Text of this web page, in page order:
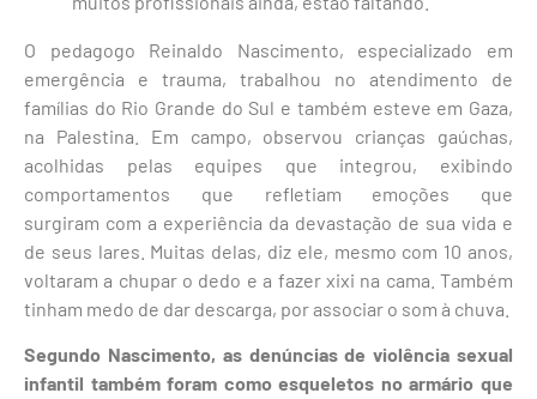
O pedagogo Reinaldo Nascimento, especializado em
emergência e trauma, trabalhou no atendimento de
famílias do Rio Grande do Sul e também esteve em Gaza,
na Palestina. Em campo, observou crianças gaúchas,
acolhidas pelas equipes que integrou, exibindo
comportamentos que refletiam emoções que
surgiram com a experiência da devastação de sua vida e
de seus lares. Muitas delas, diz ele, mesmo com 10 anos,
voltaram a chupar o dedo e a fazer xixi na cama. Também
tinham medo de dar descarga, por associar o som à chuva.
Segundo Nascimento, as denúncias de violência sexual
infantil também foram como esqueletos no armário que